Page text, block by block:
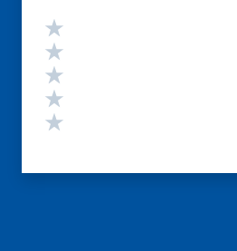
Valutazione